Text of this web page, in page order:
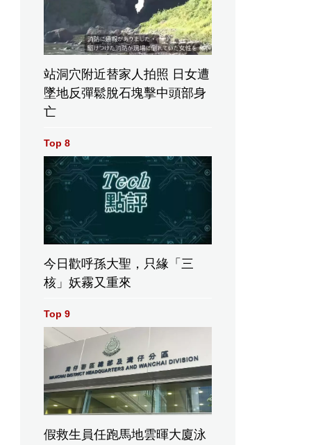
站洞穴附近替家人拍照 日女遭
墜地反彈鬆脫石塊擊中頭部身
亡
Top 8
今日歡呼孫大聖，只緣「三
核」妖霧又重來
Top 9
假救生員任跑馬地雲暉大廈泳